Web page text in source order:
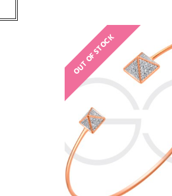
OUT OF STOCK